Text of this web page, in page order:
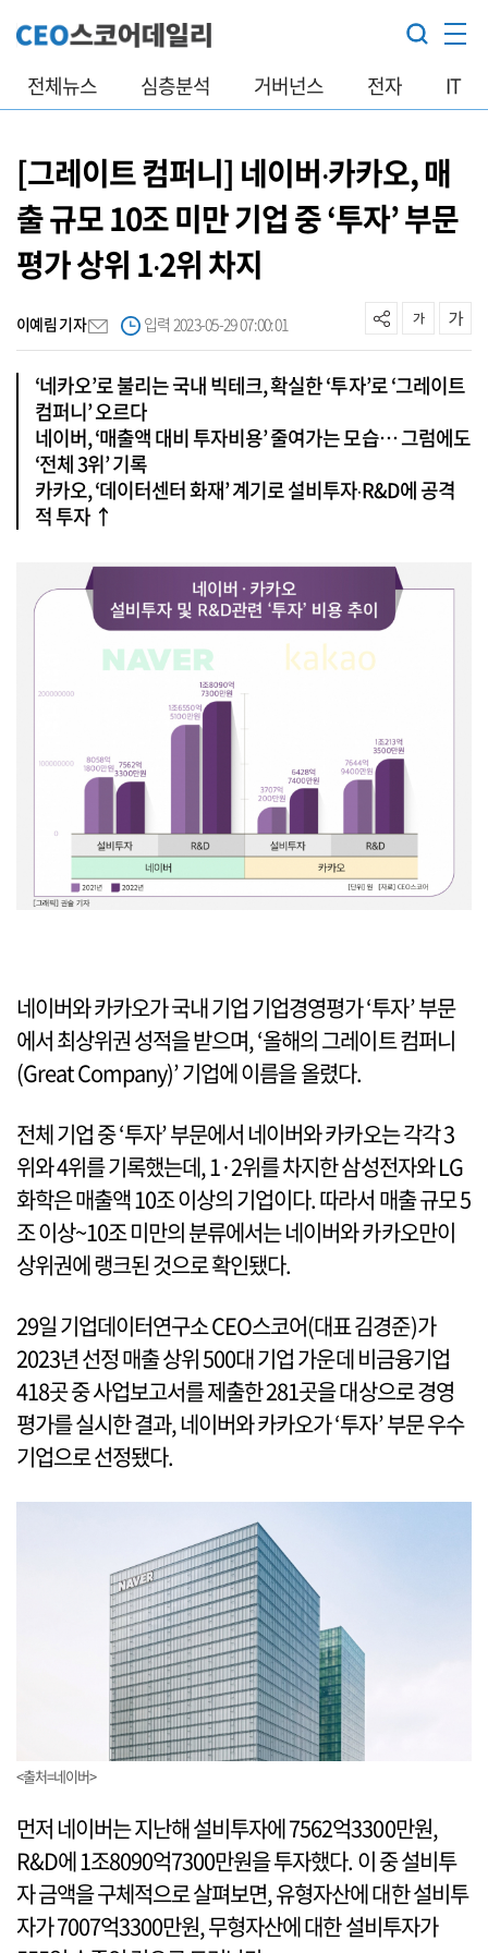
전체뉴스 심층분석 거버넌스 전자 IT
[그레이트 컴퍼니] 네이버‧카카오, 매
출 규모 10조 미만 기업 중 ‘투자’ 부문
평가 상위 1‧2위 차지
이예림 기자 입력 2023-05-29 07:00:01
‘네카오’로 불리는 국내 빅테크, 확실한 ‘투자’로 ‘그레이트
컴퍼니’ 오르다
네이버, ‘매출액 대비 투자비용’ 줄여가는 모습… 그럼에도
‘전체 3위’ 기록
카카오, ‘데이터센터 화재’ 계기로 설비투자‧R&D에 공격
적 투자 ↑
네이버와 카카오가 국내 기업 기업경영평가 ‘투자’ 부문
에서 최상위권 성적을 받으며, ‘올해의 그레이트 컴퍼니
(Great Company)’ 기업에 이름을 올렸다.
전체 기업 중 ‘투자’ 부문에서 네이버와 카카오는 각각 3
위와 4위를 기록했는데, 1·2위를 차지한 삼성전자와 LG
화학은 매출액 10조 이상의 기업이다. 따라서 매출 규모 5
조 이상~10조 미만의 분류에서는 네이버와 카카오만이
상위권에 랭크된 것으로 확인됐다.
29일 기업데이터연구소 CEO스코어(대표 김경준)가
2023년 선정 매출 상위 500대 기업 가운데 비금융기업
418곳 중 사업보고서를 제출한 281곳을 대상으로 경영
평가를 실시한 결과, 네이버와 카카오가 ‘투자’ 부문 우수
기업으로 선정됐다.
<출처=네이버>
먼저 네이버는 지난해 설비투자에 7562억3300만원,
R&D에 1조8090억7300만원을 투자했다. 이 중 설비투
자 금액을 구체적으로 살펴보면, 유형자산에 대한 설비투
자가 7007억3300만원, 무형자산에 대한 설비투자가